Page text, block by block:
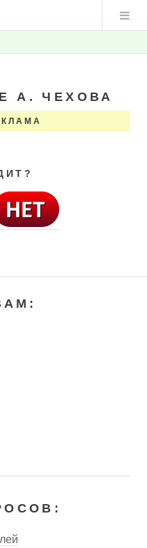
А. ЧЕХОВА